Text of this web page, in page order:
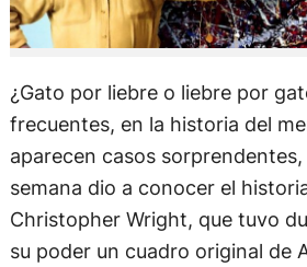
¿Gato por liebre o liebre por
frecuentes, en la historia del
aparecen casos
semana dio a conocer el
Christopher Wright, que tuvo
su poder un cuadro original de